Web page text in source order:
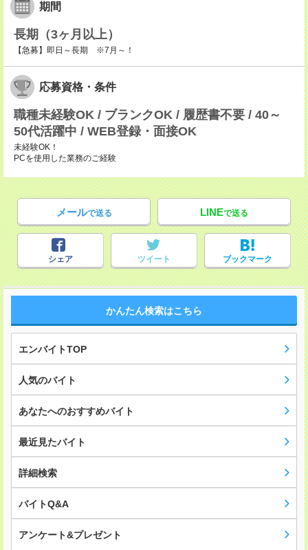
期間
長期（3ヶ月以上）
【急募】即日～長期 ※7月～！
応募資格・条件
職種未経験OK / ブランクOK / 履歴書不要 / 40～
50代活躍中 / WEB登録・面接OK
未経験OK！
PCを使用した業務のご経験
メールで送る LINEで送る
シェア ツイート ブックマーク
かんたん検索はこちら
エンバイトTOP
人気のバイト
あなたへのおすすめバイト
最近見たバイト
詳細検索
バイトQ&A
アンケート&プレゼント